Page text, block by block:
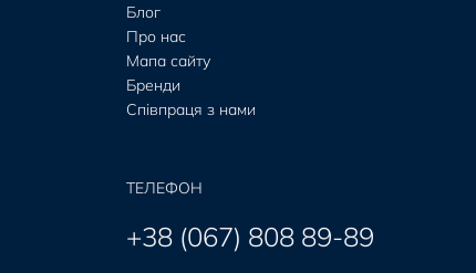
Блог
Про нас
Мапа сайту
Бренди
Співпраця з нами
ТЕЛЕФОН
+38 (067) 808 89-89